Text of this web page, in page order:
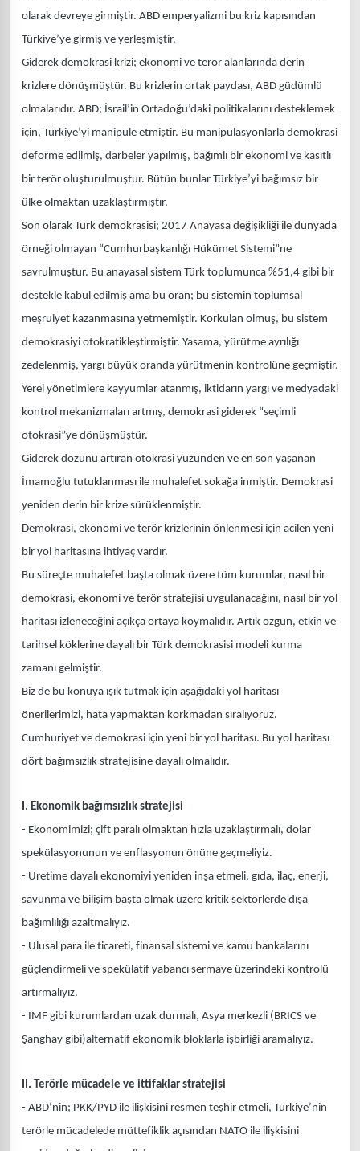
olarak devreye girmiştir. ABD emperyalizmi bu kriz kapısından
Türkiye’ye girmiş ve yerleşmiştir.
Giderek demokrasi krizi; ekonomi ve terör alanlarında derin
krizlere dönüşmüştür. Bu krizlerin ortak paydası, ABD güdümlü
olmalarıdır. ABD; İsrail’in Ortadoğu’daki politikalarını desteklemek
için, Türkiye’yi manipüle etmiştir. Bu manipülasyonlarla demokrasi
deforme edilmiş, darbeler yapılmış, bağımlı bir ekonomi ve kasıtlı
bir terör oluşturulmuştur. Bütün bunlar Türkiye’yi bağımsız bir
ülke olmaktan uzaklaştırmıştır.
Son olarak Türk demokrasisi; 2017 Anayasa değişikliği ile dünyada
örneği olmayan “Cumhurbaşkanlığı Hükümet Sistemi”ne
savrulmuştur. Bu anayasal sistem Türk toplumunca %51,4 gibi bir
destekle kabul edilmiş ama bu oran; bu sistemin toplumsal
meşruiyet kazanmasına yetmemiştir. Korkulan olmuş, bu sistem
demokrasiyi otokratikleştirmiştir. Yasama, yürütme ayrılığı
zedelenmiş, yargı büyük oranda yürütmenin kontrolüne geçmiştir.
Yerel yönetimlere kayyumlar atanmış, iktidarın yargı ve medyadaki
kontrol mekanizmaları artmış, demokrasi giderek “seçimli
otokrasi”ye dönüşmüştür.
Giderek dozunu artıran otokrasi yüzünden ve en son yaşanan
İmamoğlu tutuklanması ile muhalefet sokağa inmiştir. Demokrasi
yeniden derin bir krize sürüklenmiştir.
Demokrasi, ekonomi ve terör krizlerinin önlenmesi için acilen yeni
bir yol haritasına ihtiyaç vardır.
Bu süreçte muhalefet başta olmak üzere tüm kurumlar, nasıl bir
demokrasi, ekonomi ve terör stratejisi uygulanacağını, nasıl bir yol
haritası izleneceğini açıkça ortaya koymalıdır. Artık özgün, etkin ve
tarihsel köklerine dayalı bir Türk demokrasisi modeli kurma
zamanı gelmiştir.
Biz de bu konuya ışık tutmak için aşağıdaki yol haritası
önerilerimizi, hata yapmaktan korkmadan sıralıyoruz.
Cumhuriyet ve demokrasi için yeni bir yol haritası. Bu yol haritası
dört bağımsızlık stratejisine dayalı olmalıdır.
I. Ekonomik bağımsızlık stratejisi
- Ekonomimizi; çift paralı olmaktan hızla uzaklaştırmalı, dolar
spekülasyonunun ve enflasyonun önüne geçmeliyiz.
- Üretime dayalı ekonomiyi yeniden inşa etmeli, gıda, ilaç, enerji,
savunma ve bilişim başta olmak üzere kritik sektörlerde dışa
bağımlılığı azaltmalıyız.
- Ulusal para ile ticareti, finansal sistemi ve kamu bankalarını
güçlendirmeli ve spekülatif yabancı sermaye üzerindeki kontrolü
artırmalıyız.
- IMF gibi kurumlardan uzak durmalı, Asya merkezli (BRICS ve
Şanghay gibi)alternatif ekonomik bloklarla işbirliği aramalıyız.
II. Terörle mücadele ve ittifaklar stratejisi
- ABD’nin; PKK/PYD ile ilişkisini resmen teşhir etmeli, Türkiye’nin
terörle mücadelede müttefiklik açısından NATO ile ilişkisini